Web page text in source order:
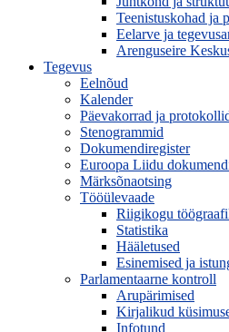
Teenistuskohad ja
Eelarve ja
Arenguseire
Tegevus
Eelnõud
Kalender
Päevakorrad ja
Stenogrammid
Dokumendiregister
Euroopa Liidu
Märksõnaotsing
Tööülevaade
Riigikogu
Statistika
Hääletused
Esinemised ja
Parlamentaarne kontroll
Arupärimised
Kirjalikud
Infotund